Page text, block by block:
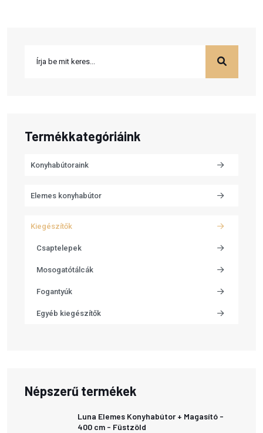
Termékkategóriáink
Konyhabútoraink
Elemes konyhabútor
Kiegészítők
Csaptelepek
Mosogatótálcák
Fogantyúk
Egyéb kiegészítők
Népszerű termékek
Luna Elemes Konyhabútor + Magasító -
400 cm - Füstzöld